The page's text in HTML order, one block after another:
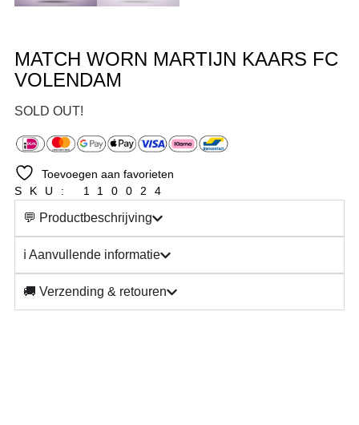
MATCH WORN MARTIJN KAARS FC
VOLENDAM
SOLD OUT!
Toevoegen aan favorieten
SKU: 110024
💬 Productbeschrijving
ℹ️ Aanvullende informatie
🚚 Verzending & retouren